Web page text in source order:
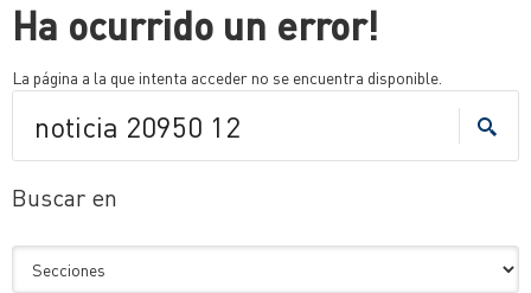
Ha ocurrido un error!
La página a la que intenta acceder no se encuentra disponible.
Buscar en